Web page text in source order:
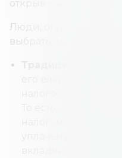
открыв счет через
Люди, открывающие
выбрать один
налогообложения
уплачены.
вкладчика за этот